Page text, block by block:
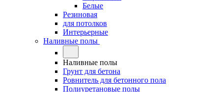
Белые
Резиновая
для потолков
Интерьерные
Наливные полы
Наливные полы
Грунт для бетона
Ровнитель для бетонного пола
Полиуретановые полы